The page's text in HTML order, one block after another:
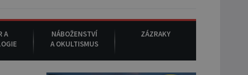
A
NÁBOŽENSTVÍ
A OKULTISMUS
ZÁZRAKY